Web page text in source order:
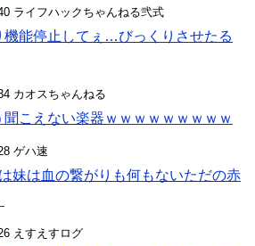
ライフハックちゃんねる弐式
機能停止してぇ…びっくりさせたる
カオスちゃんねる
こえない楽器ｗｗｗｗｗｗｗｗｗ
ゲハ速
妹は血の繋がりも何もないただの赤
えすえすログ